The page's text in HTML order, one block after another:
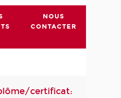
NOUS
CONTACTER
certificat: